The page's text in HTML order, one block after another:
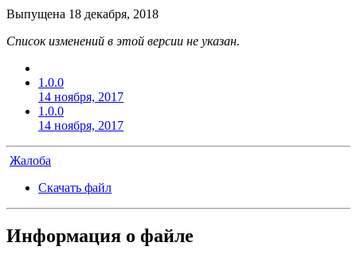
Выпущена 18 декабря, 2018
Список изменений в этой версии не указан.
1.0.0
14 ноября, 2017
1.0.0
14 ноября, 2017
Жалоба
Скачать файл
Информация о файле